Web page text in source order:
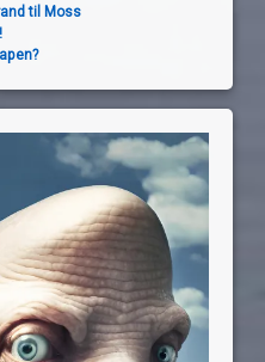
til Moss